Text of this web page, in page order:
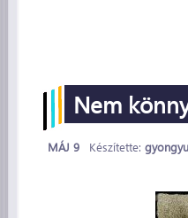
Nem
MÁJ 9 Készítette: